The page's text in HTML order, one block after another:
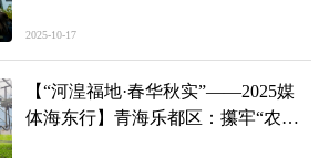
2025-10-17
【“河湟福地·春华秋实”——2025媒
体海东行】青海乐都区：攥牢“农业